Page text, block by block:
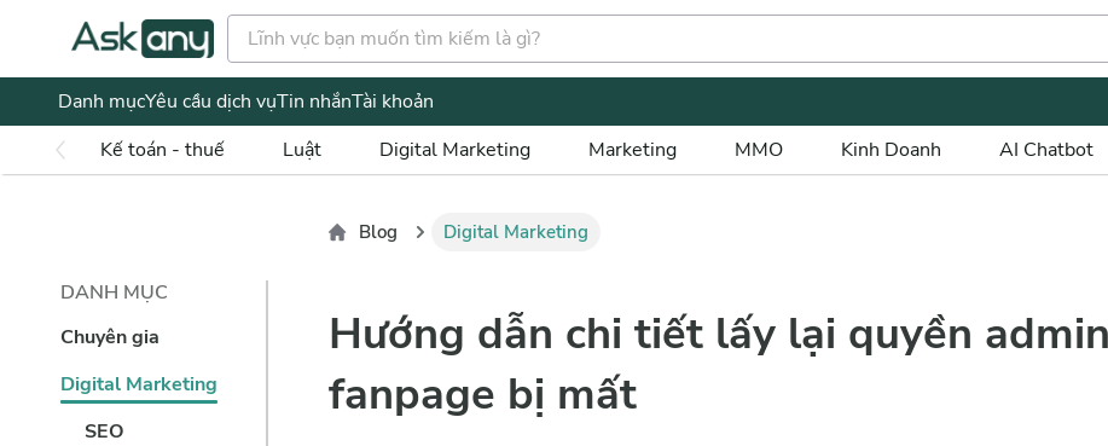
Danh mụcYêu cầu dịch vụTin nhắnTài khoản
Kế toán - thuế
Luật Digital Marketing Marketing MMO Kinh Doanh AI Chatbot
Blog Digital Marketing
DANH MỤC
Chuyên gia
Digital Marketing
SEO
Hướng dẫn chi tiết lấy lại quyền
fanpage bị mất